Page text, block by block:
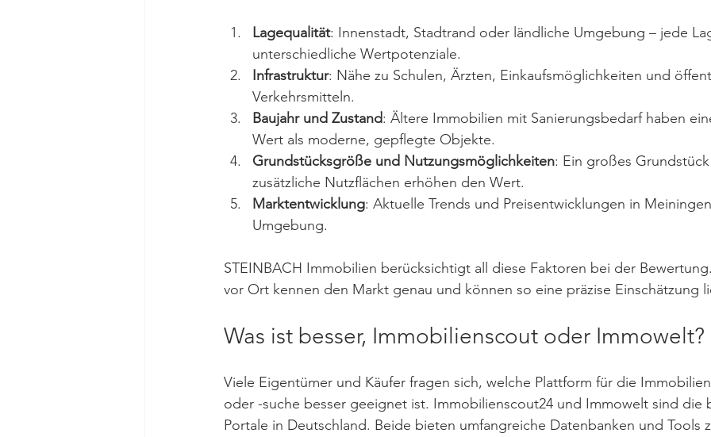
Lagequalität: Innenstadt, Stadtrand oder ländliche Umgebung – jede
unterschiedliche Wertpotenziale.
Infrastruktur: Nähe zu Schulen, Ärzten, Einkaufsmöglichkeiten und
Verkehrsmitteln.
Baujahr und Zustand: Ältere Immobilien mit Sanierungsbedarf haben
Wert als moderne, gepflegte Objekte.
Grundstücksgröße und Nutzungsmöglichkeiten: Ein großes
zusätzliche Nutzflächen erhöhen den Wert.
Marktentwicklung: Aktuelle Trends und Preisentwicklungen in
Umgebung.
STEINBACH Immobilien berücksichtigt all diese Faktoren bei der
vor Ort kennen den Markt genau und können so eine präzise Einschätzung
Was ist besser, Immobilienscout oder Immowelt?
Viele Eigentümer und Käufer fragen sich, welche Plattform für die
oder -suche besser geeignet ist. Immobilienscout24 und Immowelt sind
Portale in Deutschland. Beide bieten umfangreiche Datenbanken und Tools